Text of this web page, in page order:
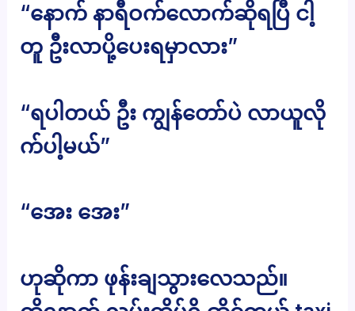
“နောက် နာရီဝက်လောက်ဆိုရပြီ ငါ့
တူ ဦးလာပို့ပေးရမှာလား”
“ရပါတယ် ဦး ကျွန်တော်ပဲ လာယူလို
က်ပါ့မယ်”
“အေး အေး”
ဟုဆိုကာ ဖုန်းချသွားလေသည်။